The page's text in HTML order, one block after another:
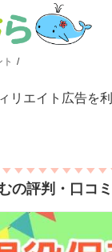
リエイト広告を
の評判・口コ